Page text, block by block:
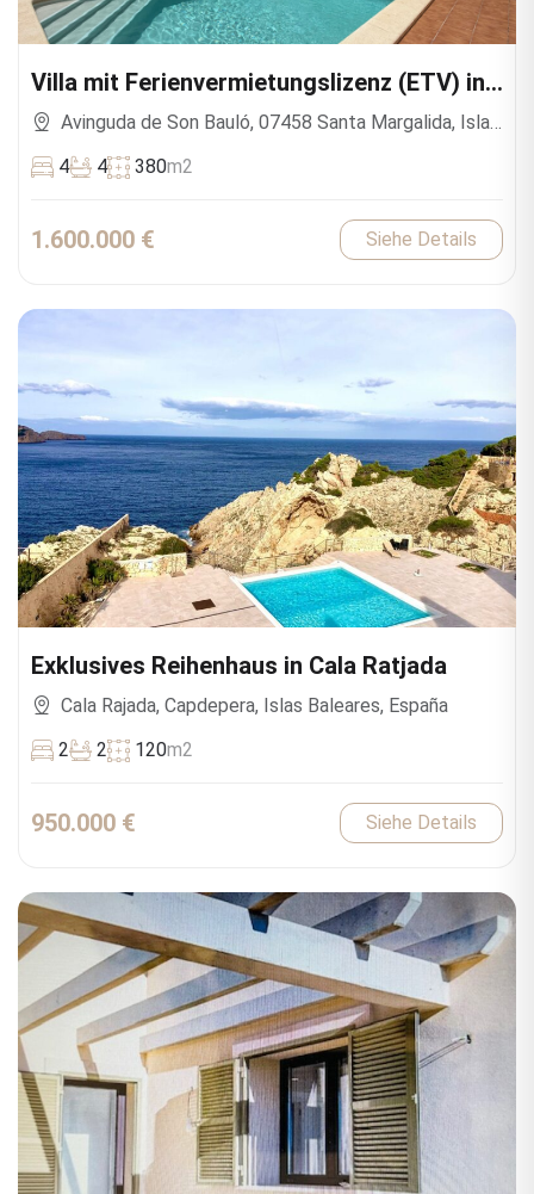
Villa mit Ferienvermietungslizenz (ETV) in
Son Bauló
Avinguda de Son Bauló, 07458 Santa Margalida, Islas
4 4 380m2
1.600.000 € Siehe Details
Exklusives Reihenhaus in Cala Ratjada
Cala Rajada, Capdepera, Islas Baleares, España
2
2 120m2
950.000 € Siehe Details